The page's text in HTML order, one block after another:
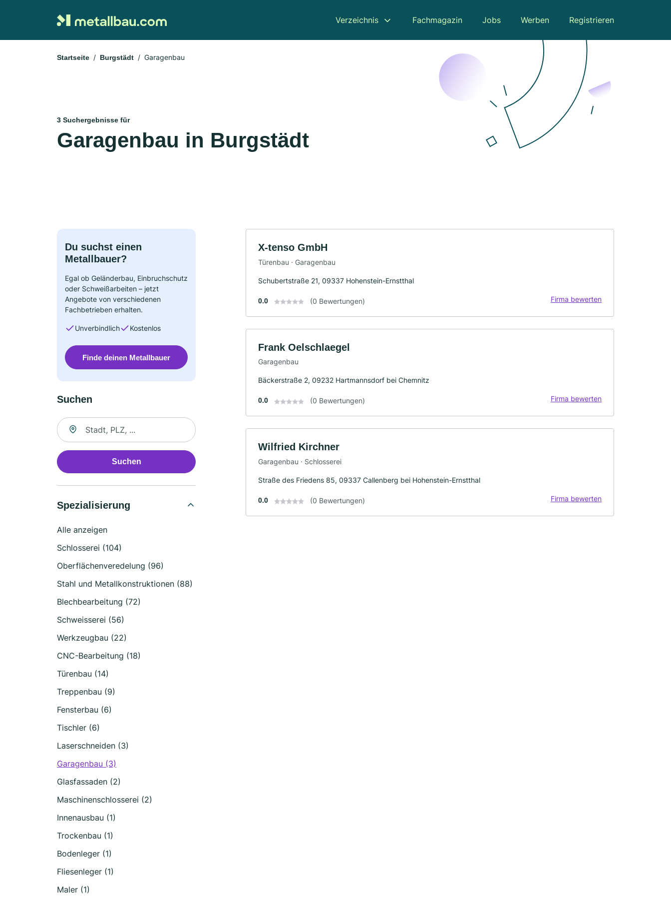
Verzeichnis Fachmagazin Jobs Werben Registrieren
Startseite Burgstädt Garagenbau
3 Suchergebnisse für
Garagenbau in Burgstädt
Du suchst einen
Metallbauer?
Egal ob Geländerbau, Einbruchschutz
oder Schweißarbeiten – jetzt
Angebote von verschiedenen
Fachbetrieben erhalten.
Unverbindlich Kostenlos
Finde deinen Metallbauer
Suchen
Suche nach Ort
Suchen
Spezialisierung
Alle anzeigen
Schlosserei (104)
Oberflächenveredelung (96)
Stahl und Metallkonstruktionen (88)
Blechbearbeitung (72)
Schweisserei (56)
Werkzeugbau (22)
CNC-Bearbeitung (18)
Türenbau (14)
Treppenbau (9)
Fensterbau (6)
Tischler (6)
Laserschneiden (3)
Garagenbau (3)
Glasfassaden (2)
Maschinenschlosserei (2)
Innenausbau (1)
Trockenbau (1)
Bodenleger (1)
Fliesenleger (1)
Maler (1)
X-tenso GmbH
Türenbau · Garagenbau
Schubertstraße 21, 09337 Hohenstein-Ernstthal
0.0 (0 Bewertungen) Firma bewerten
Frank Oelschlaegel
Garagenbau
Bäckerstraße 2, 09232 Hartmannsdorf bei Chemnitz
0.0 (0 Bewertungen) Firma bewerten
Wilfried Kirchner
Garagenbau · Schlosserei
Straße des Friedens 85, 09337 Callenberg bei Hohenstein-Ernstthal
0.0 (0 Bewertungen) Firma bewerten